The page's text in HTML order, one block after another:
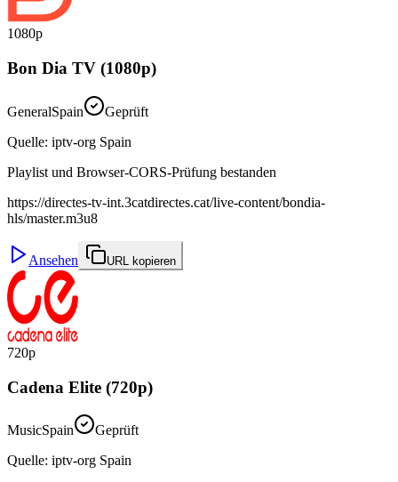
1080p
Bon Dia TV (1080p)
GeneralSpain
Geprüft
Quelle: iptv-org Spain
Playlist und Browser-CORS-Prüfung bestanden
https://directes-tv-int.3catdirectes.cat/live-content/bondia-
hls/master.m3u8
Ansehen URL kopieren
720p
Cadena Elite (720p)
MusicSpain
Geprüft
Quelle: iptv-org Spain